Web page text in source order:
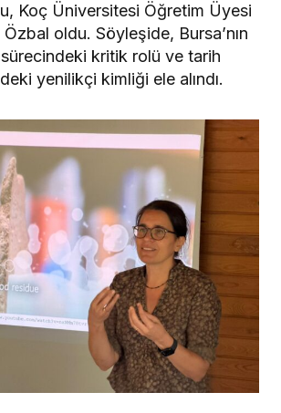
Koç Üniversitesi Öğretim Üyesi
oldu. Söyleşide, Bursa’nın
kritik rolü ve tarih
yenilikçi kimliği ele alındı.